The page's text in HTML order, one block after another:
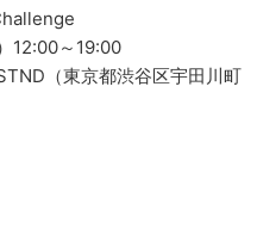
12:00～19:00
（東京都渋谷区宇田川町